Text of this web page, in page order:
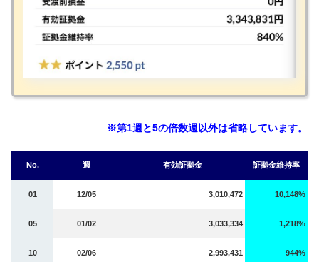
※第1週と5の倍数週以外は省略しています。
No. 週 有効証拠金 証拠金維持率
01 12/05 3,010,472 10,148%
05 01/02 3,033,334 1,218%
10 02/06 2,993,431 944%